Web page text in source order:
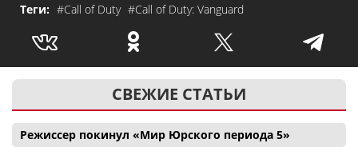
Теги: #Call of Duty #Call of Duty: Vanguard
СВЕЖИЕ СТАТЬИ
Режиссер покинул «Мир Юрского периода 5»